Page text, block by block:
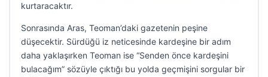
kurtaracaktır.
Sonrasında Aras, Teoman’daki gazetenin peşine
düşecektir. Sürdüğü iz neticesinde kardeşine bir adım
daha yaklaşırken Teoman ise “Senden önce kardeşini
bulacağım” sözüyle çıktığı bu yolda geçmişini sorgular bir